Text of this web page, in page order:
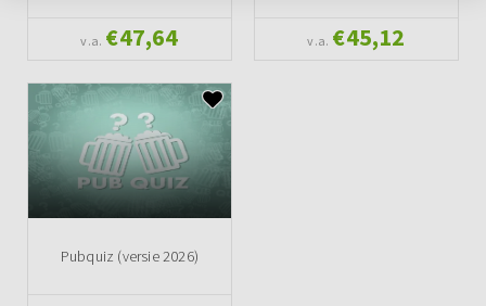
v.a. €47,64 v.a. €45,12
Pubquiz (versie 2026)